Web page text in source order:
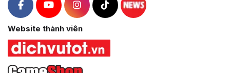
Hacom Facebook
Hacom YouTube
Hacom Instagram
Hacom TikTok
Website thành viên